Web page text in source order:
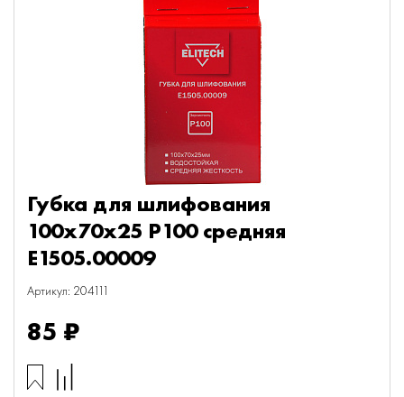
Губка для шлифования
100х70х25 P100 средняя
E1505.00009
Артикул: 204111
85 ₽